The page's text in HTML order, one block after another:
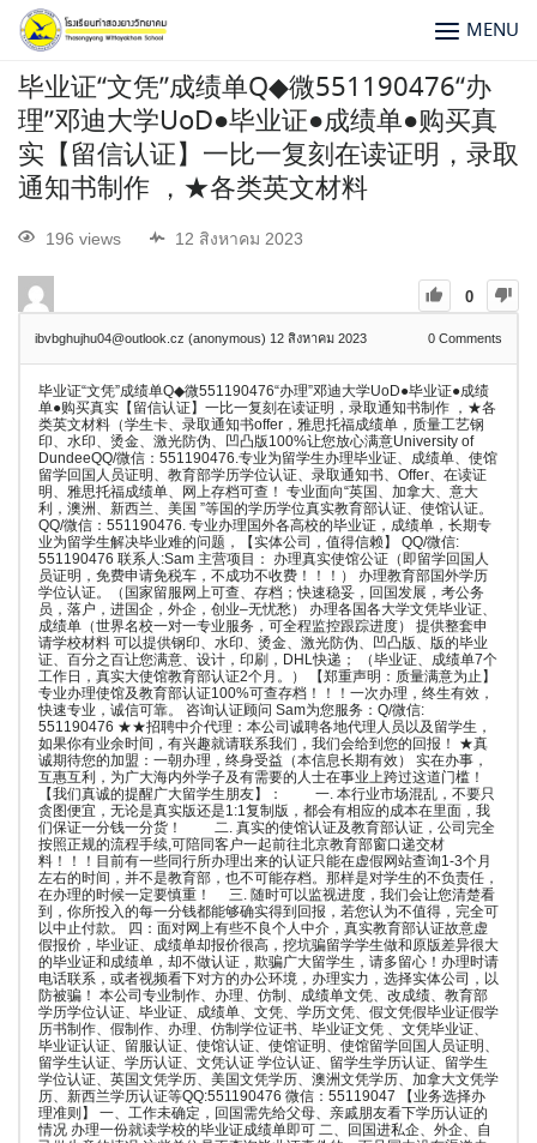
MENU
毕业证“文凭”成绩单Q◆微551190476“办
理”邓迪大学UoD●毕业证●成绩单●购买真
实【留信认证】一比一复刻在读证明，录取
通知书制作 ，★各类英文材料
196 views 12 สิงหาคม 2023
0
ibvbghujhu04@outlook.cz (anonymous) 12 สิงหาคม 2023 0 Comments
毕业证“文凭”成绩单Q◆微551190476“办理”邓迪大学UoD●毕业证●成绩
单●购买真实【留信认证】一比一复刻在读证明，录取通知书制作 ，★各
类英文材料（学生卡、录取通知书offer，雅思托福成绩单，质量工艺钢
印、水印、烫金、激光防伪、凹凸版100%让您放心满意University of
DundeeQQ/微信：551190476.专业为留学生办理毕业证、成绩单、使馆
留学回国人员证明、教育部学历学位认证、录取通知书、Offer、在读证
明、雅思托福成绩单、网上存档可查！ 专业面向“英国、加拿大、意大
利，澳洲、新西兰、美国 ”等国的学历学位真实教育部认证、使馆认证。
QQ/微信：551190476. 专业办理国外各高校的毕业证，成绩单，长期专
业为留学生解决毕业难的问题，【实体公司，值得信赖】 QQ/微信:
551190476 联系人:Sam 主营项目： 办理真实使馆公证（即留学回国人
员证明，免费申请免税车，不成功不收费！！！） 办理教育部国外学历
学位认证。（国家留服网上可查、存档；快速稳妥，回国发展，考公务
员，落户，进国企，外企，创业–无忧愁） 办理各国各大学文凭毕业证、
成绩单（世界名校一对一专业服务，可全程监控跟踪进度） 提供整套申
请学校材料 可以提供钢印、水印、烫金、激光防伪、凹凸版、版的毕业
证、百分之百让您满意、设计，印刷，DHL快递； （毕业证、成绩单7个
工作日，真实大使馆教育部认证2个月。） 【郑重声明：质量满意为止】
专业办理使馆及教育部认证100%可查存档！！！一次办理，终生有效，
快速专业，诚信可靠。 咨询认证顾问 Sam为您服务：Q/微信:
551190476 ★★招聘中介代理：本公司诚聘各地代理人员以及留学生，
如果你有业余时间，有兴趣就请联系我们，我们会给到您的回报！ ★真
诚期待您的加盟：一朝办理，终身受益（本信息长期有效） 实在办事，
互惠互利，为广大海内外学子及有需要的人士在事业上跨过这道门槛！
【我们真诚的提醒广大留学生朋友】： 一. 本行业市场混乱，不要只
贪图便宜，无论是真实版还是1:1复制版，都会有相应的成本在里面，我
们保证一分钱一分货！ 二. 真实的使馆认证及教育部认证，公司完全
按照正规的流程手续,可陪同客户一起前往北京教育部窗口递交材
料！！！目前有一些同行所办理出来的认证只能在虚假网站查询1-3个月
左右的时间，并不是教育部，也不可能存档。那样是对学生的不负责任，
在办理的时候一定要慎重！ 三. 随时可以监视进度，我们会让您清楚看
到，你所投入的每一分钱都能够确实得到回报，若您认为不值得，完全可
以中止付款。 四：面对网上有些不良个人中介，真实教育部认证故意虚
假报价，毕业证、成绩单却报价很高，挖坑骗留学学生做和原版差异很大
的毕业证和成绩单，却不做认证，欺骗广大留学生，请多留心！办理时请
电话联系，或者视频看下对方的办公环境，办理实力，选择实体公司，以
防被骗！ 本公司专业制作、办理、仿制、成绩单文凭、改成绩、教育部
学历学位认证、毕业证、成绩单、文凭、学历文凭、假文凭假毕业证假学
历书制作、假制作、办理、仿制学位证书、毕业证文凭 、文凭毕业证、
毕业证认证、留服认证、使馆认证、使馆证明、使馆留学回国人员证明、
留学生认证、学历认证、文凭认证 学位认证、留学生学历认证、留学生
学位认证、英国文凭学历、美国文凭学历、澳洲文凭学历、加拿大文凭学
历、新西兰学历认证等QQ:551190476 微信：55119047 【业务选择办
理准则】 一、工作未确定，回国需先给父母、亲戚朋友看下学历认证的
情况 办理一份就读学校的毕业证成绩单即可 二、回国进私企、外企、自